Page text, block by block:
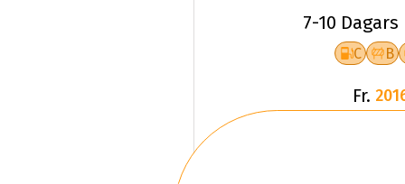
7-10
C B
Fr.